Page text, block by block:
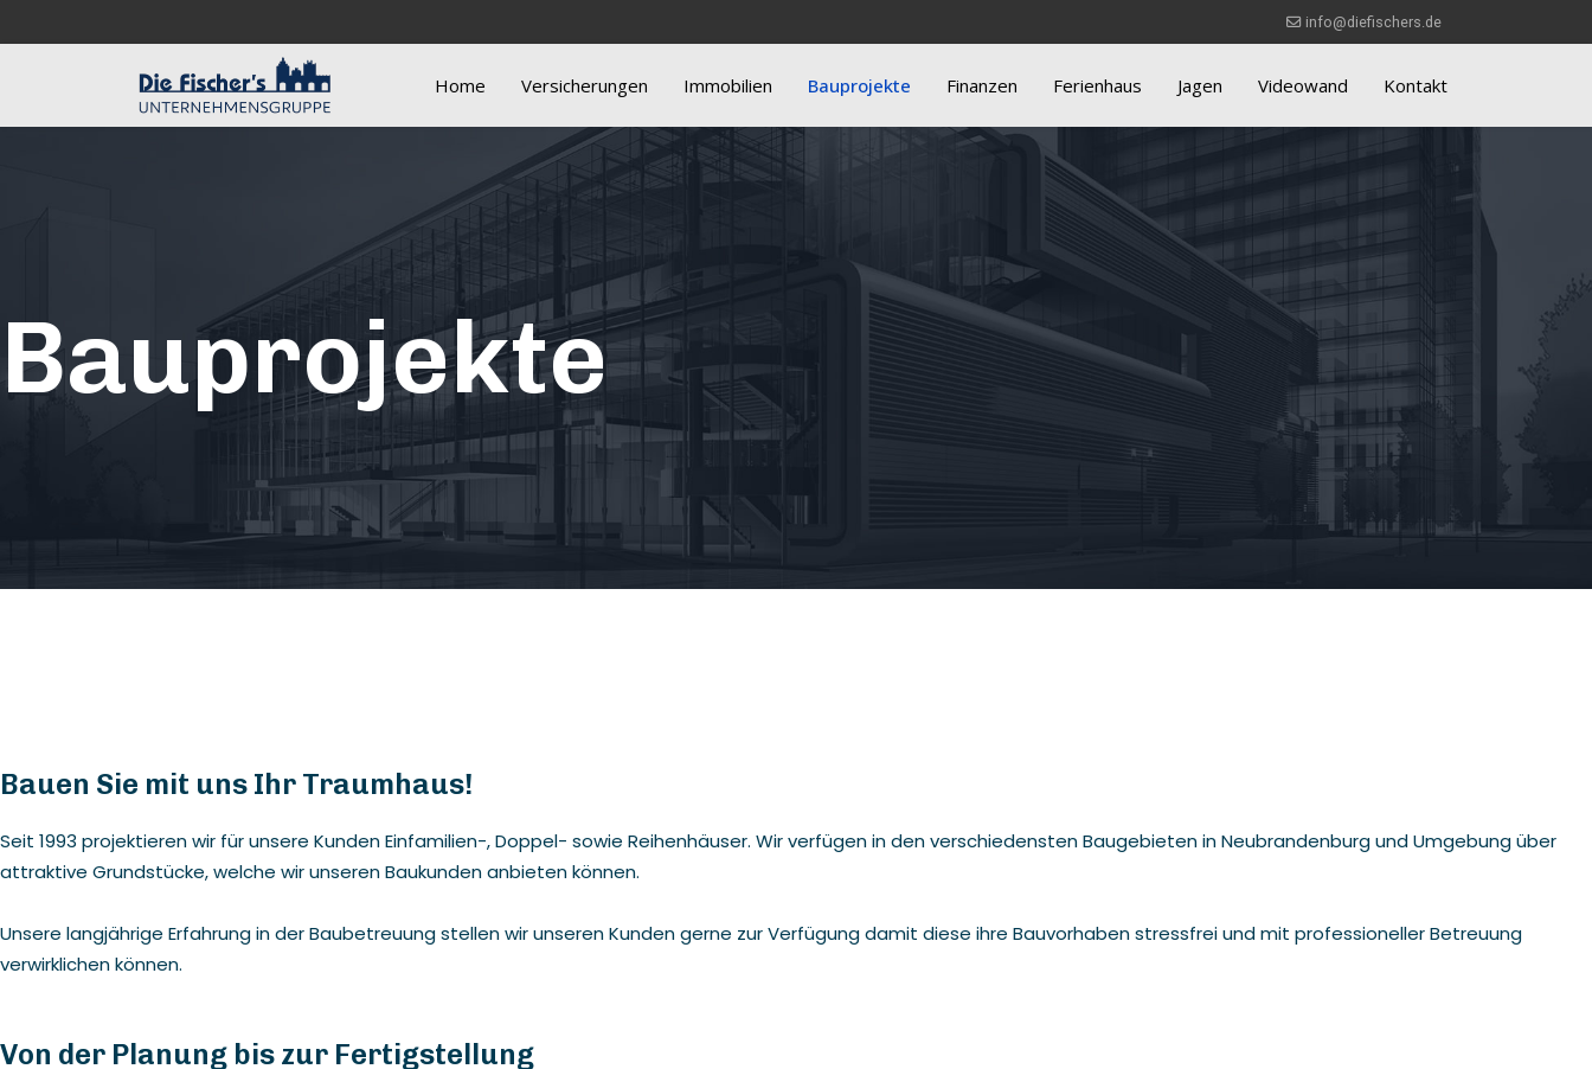
info@diefischers.de
Home Versicherungen Immobilien Bauprojekte Finanzen Ferienhaus Jagen Videowand Kontakt
Bauprojekte
Bauen Sie mit uns Ihr Traumhaus!
Seit 1993 projektieren wir für unsere Kunden Einfamilien-, Doppel- sowie Reihenhäuser. Wir verfügen in den verschiedensten Baugebieten in Neubrandenburg und Umgebung über
attraktive Grundstücke, welche wir unseren Baukunden anbieten können.
Unsere langjährige Erfahrung in der Baubetreuung stellen wir unseren Kunden gerne zur Verfügung damit diese ihre Bauvorhaben stressfrei und mit professioneller Betreuung
verwirklichen können.
Von der Planung bis zur Fertigstellung